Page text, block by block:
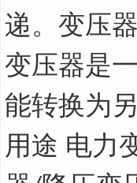
递。变压
变压器是
能转换为
用途 电力